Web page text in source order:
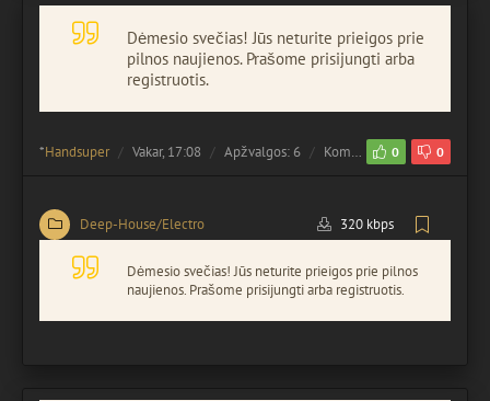
Dėmesio svečias! Jūs neturite prieigos prie
pilnos naujienos. Prašome prisijungti arba
registruotis.
*Handsuper Vakar, 17:08 Apžvalgos: 6 Komentuota: 0 0
Deep-House/Electro 320 kbps
Dėmesio svečias! Jūs neturite prieigos prie pilnos
naujienos. Prašome prisijungti arba registruotis.